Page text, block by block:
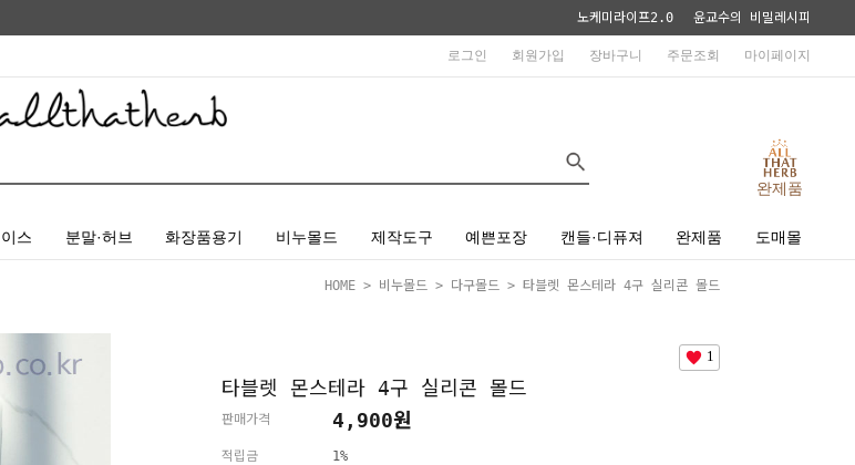
노케미라이프2.0 윤교수의 비밀레시피
로그인 회원가입 장바구니 주문조회 마이페이지
완제품
스 분말·허브 화장품용기 비누몰드 제작도구 예쁜포장 캔들·디퓨져 완제품 도매몰
HOME > 비누몰드 > 다구몰드 > 타블렛 몬스테라 4구 실리콘 몰드
1
타블렛 몬스테라 4구 실리콘 몰드
판매가격 4,900원
적립금 1%